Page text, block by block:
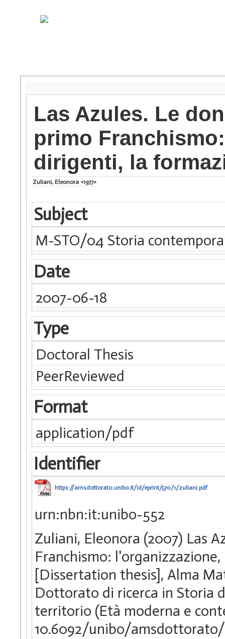
Las Azules. Le
primo
dirigenti, la
Zuliani, Eleonora <1977>
Subject
M-STO/04 Storia
Date
2007-06-18
Type
Doctoral Thesis
PeerReviewed
Format
application/pdf
Identifier
https://amsdottorato.unibo.it/id/eprint/570/1/zuliani.pdf
urn:nbn:it:unibo-552
Zuliani, Eleonora (2007) Las
Franchismo:
[Dissertation thesis], Alma
Dottorato di ricerca in Storia
territorio (Età moderna e
10.6092/unibo/